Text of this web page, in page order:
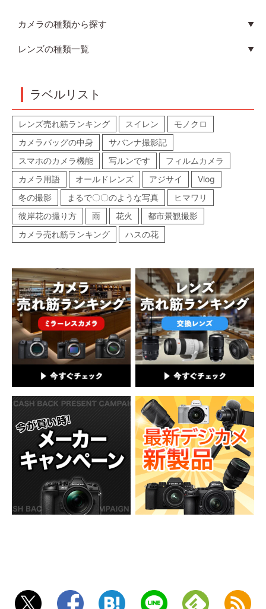
カメラの種類から探す
レンズの種類一覧
ラベルリスト
レンズ売れ筋ランキング スイレン
モノクロ
カメラバッグの中身
サバンナ撮影記
スマホのカメラ機能
写ルンです
フィルムカメラ
カメラ用語
オールドレンズ アジサイ
Vlog
冬の撮影
まるで〇〇のような写真
ヒマワリ
彼岸花の撮り方
雨 花火
都市景観撮影
カメラ売れ筋ランキング
ハスの花